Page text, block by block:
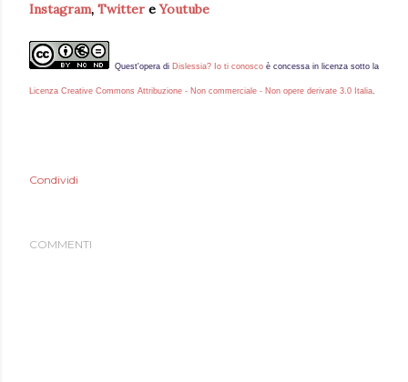
Instagram, Twitter eYoutube
Quest'opera di Dislessia? Io ti conosco è concessa in licenza sotto la
Licenza Creative Commons Attribuzione - Non commerciale - Non opere derivate 3.0 Italia.
Condividi
COMMENTI